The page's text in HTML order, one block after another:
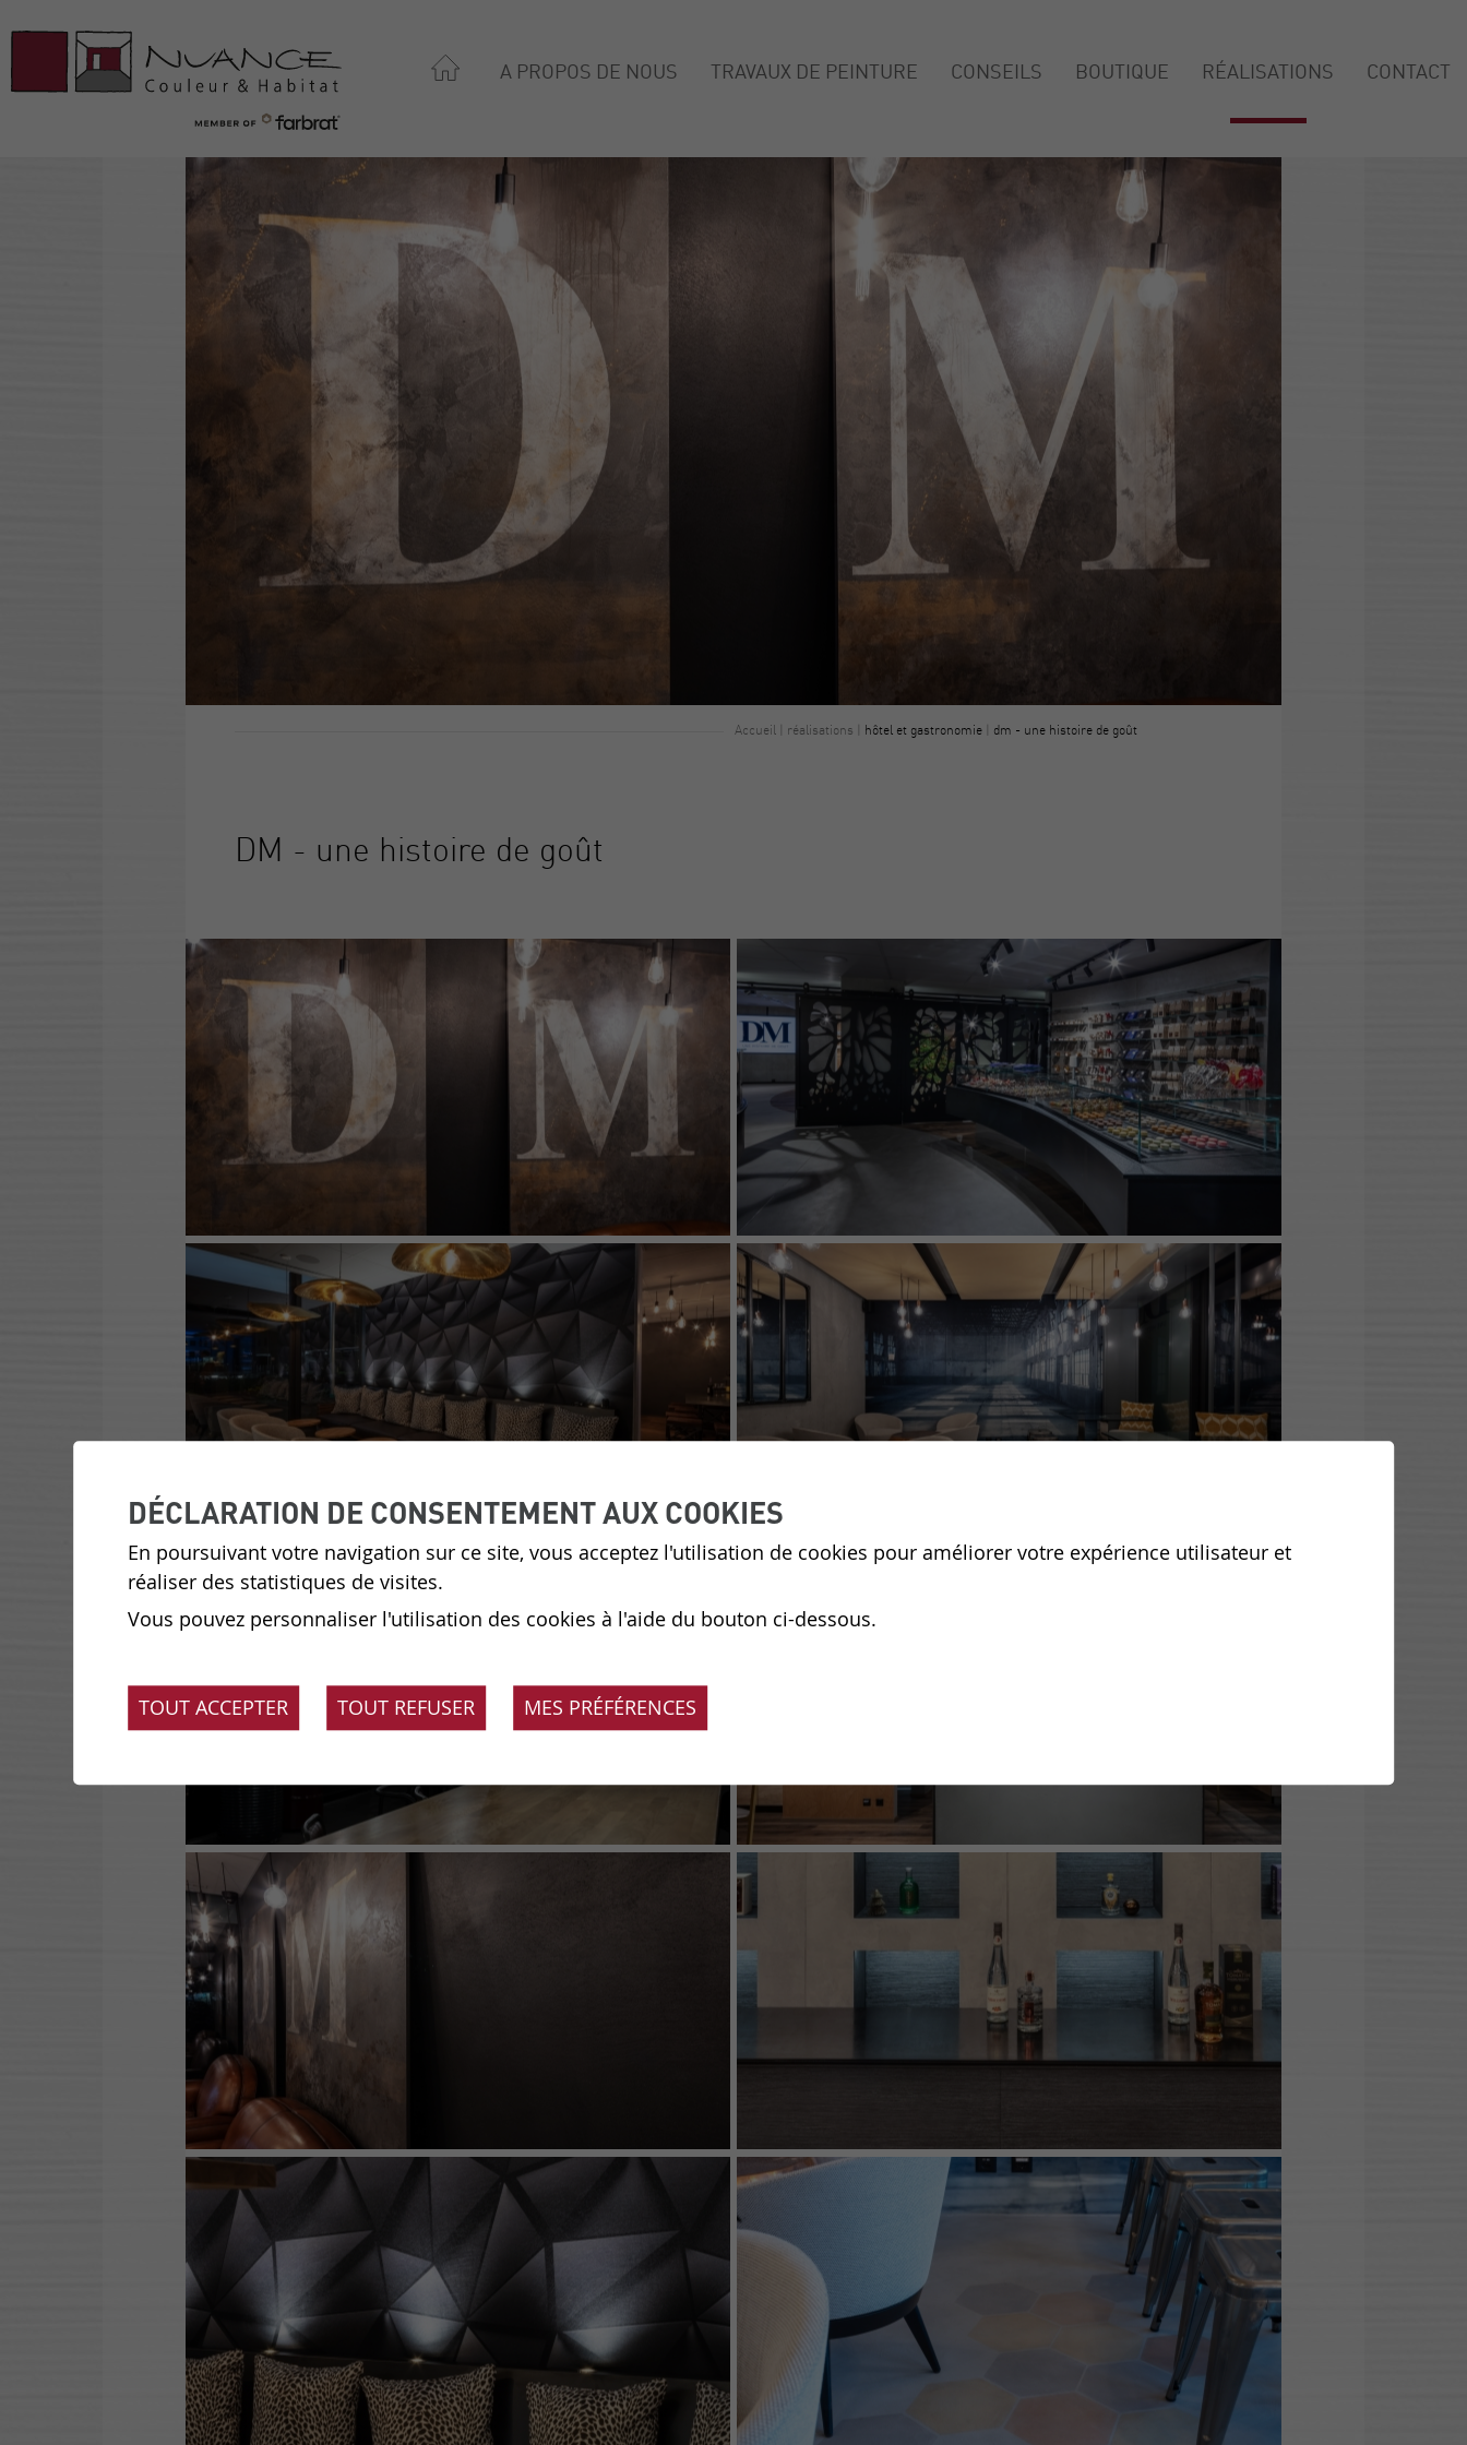
A PROPOS DE NOUS TRAVAUX DE PEINTURE CONSEILS BOUTIQUE RÉALISATIONS CONTACT
Accueil réalisations hôtel et gastronomie dm - une histoire de goût
DM - une histoire de goût
DÉCLARATION DE CONSENTEMENT AUX COOKIES
En poursuivant votre navigation sur ce site, vous acceptez l'utilisation de cookies pour améliorer votre expérience utilisateur et
réaliser des statistiques de visites.
Vous pouvez personnaliser l'utilisation des cookies à l'aide du bouton ci-dessous.
TOUT ACCEPTER TOUT REFUSER MES PRÉFÉRENCES